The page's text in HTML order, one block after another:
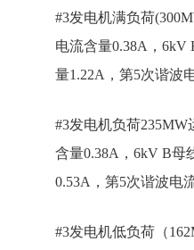
#3发电机满负荷
电流含量0.38A，6kV
量1.22A，第5次谐波
#3发电机负荷
含量0.38A，6kV B母
0.53A，第5次谐波电
#3发电机低负荷（